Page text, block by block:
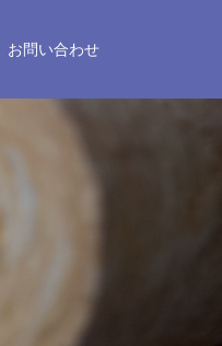
お問い合わせ